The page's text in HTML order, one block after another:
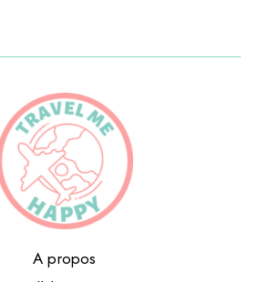
A propos